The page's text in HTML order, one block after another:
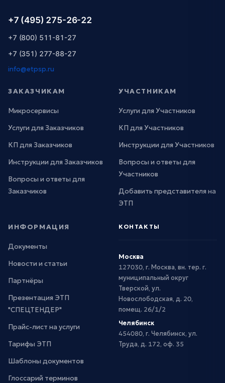
+7 (495) 275-26-22
+7 (800) 511-81-27
+7 (351) 277-88-27
info@etpsp.ru
ЗАКАЗЧИКАМ
Микросервисы
Услуги для Заказчиков
КП для Заказчиков
Инструкции для Заказчиков
Вопросы и ответы для
Заказчиков
УЧАСТНИКАМ
Услуги для Участников
КП для Участников
Инструкции для Участников
Вопросы и ответы для
Участников
Добавить представителя на
ЭТП
ИНФОРМАЦИЯ
Документы
Новости и статьи
Партнёры
Презентация ЭТП
"СПЕЦТЕНДЕР"
Прайс-лист на услуги
Тарифы ЭТП
Шаблоны документов
Глоссарий терминов
КОНТАКТЫ
Москва
127030, г. Москва, вн. тер. г.
муниципальный округ
Тверской, ул.
Новослободская, д. 20,
помещ. 26/1/2
Челябинск
454080, г. Челябинск, ул.
Труда, д. 172, оф. 35